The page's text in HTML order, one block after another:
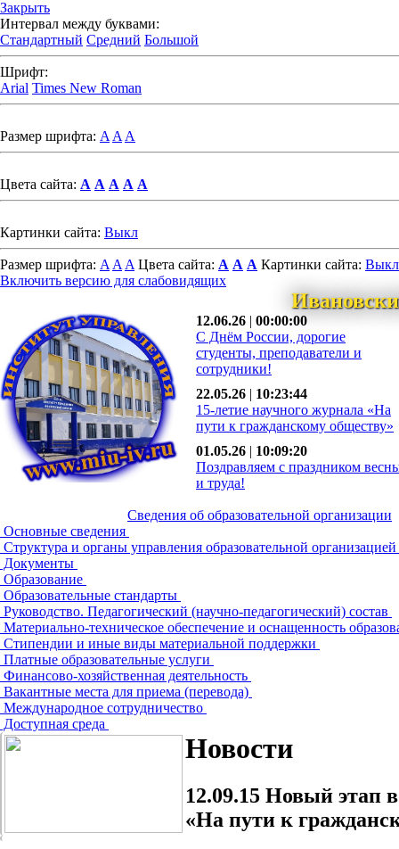
Закрыть
Интервал между буквами:
Стандартный Средний Большой
Шрифт:
Arial Times New Roman
Размер шрифта: A A A
Цвета сайта: A A A A A
Картинки сайта: Выкл
Размер шрифта: A A A Цвета сайта: A A A Картинки сайта: Выкл
Включить версию для слабовидящих
12.06.26 | 00:00:00
С Днём России, дорогие
студенты, преподаватели и
сотрудники!
22.05.26 | 10:23:44
15-летие научного журнала «На
пути к гражданскому обществу»
01.05.26 | 10:09:20
Поздравляем с праздником
и труда!
Сведения об образовательной организации
Основные сведения
Структура и органы управления образовательной организацией
Документы
Образование
Образовательные стандарты
Руководство. Педагогический (научно-педагогический) состав
Материально-техническое обеспечение и оснащенность
Стипендии и иные виды материальной поддержки
Платные образовательные услуги
Финансово-хозяйственная деятельность
Вакантные места для приема (перевода)
Международное сотрудничество
Доступная среда
Новости
12.09.15 Новый этап
«На пути к